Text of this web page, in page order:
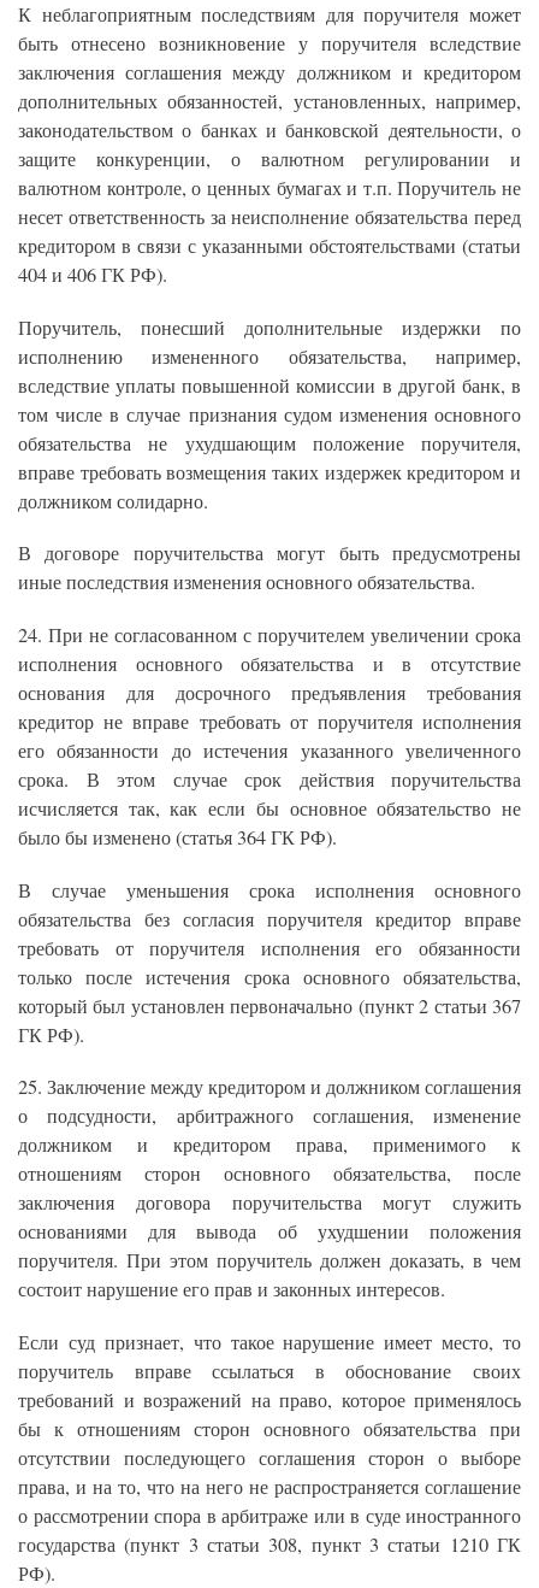
К неблагоприятным последствиям для поручителя может
быть отнесено возникновение у поручителя вследствие
заключения соглашения между должником и кредитором
дополнительных обязанностей, установленных, например,
законодательством о банках и банковской деятельности, о
защите конкуренции, о валютном регулировании и
валютном контроле, о ценных бумагах и т.п. Поручитель не
несет ответственность за неисполнение обязательства перед
кредитором в связи с указанными обстоятельствами (статьи
404 и 406 ГК РФ).
Поручитель, понесший дополнительные издержки по
исполнению измененного обязательства, например,
вследствие уплаты повышенной комиссии в другой банк, в
том числе в случае признания судом изменения основного
обязательства не ухудшающим положение поручителя,
вправе требовать возмещения таких издержек кредитором и
должником солидарно.
В договоре поручительства могут быть предусмотрены
иные последствия изменения основного обязательства.
24. При не согласованном с поручителем увеличении срока
исполнения основного обязательства и в отсутствие
основания для досрочного предъявления требования
кредитор не вправе требовать от поручителя исполнения
его обязанности до истечения указанного увеличенного
срока. В этом случае срок действия поручительства
исчисляется так, как если бы основное обязательство не
было бы изменено (статья 364 ГК РФ).
В случае уменьшения срока исполнения основного
обязательства без согласия поручителя кредитор вправе
требовать от поручителя исполнения его обязанности
только после истечения срока основного обязательства,
который был установлен первоначально (пункт 2 статьи 367
ГК РФ).
25. Заключение между кредитором и должником соглашения
о подсудности, арбитражного соглашения, изменение
должником и кредитором права, применимого к
отношениям сторон основного обязательства, после
заключения договора поручительства могут служить
основаниями для вывода об ухудшении положения
поручителя. При этом поручитель должен доказать, в чем
состоит нарушение его прав и законных интересов.
Если суд признает, что такое нарушение имеет место, то
поручитель вправе ссылаться в обоснование своих
требований и возражений на право, которое применялось
бы к отношениям сторон основного обязательства при
отсутствии последующего соглашения сторон о выборе
права, и на то, что на него не распространяется соглашение
о рассмотрении спора в арбитраже или в суде иностранного
государства (пункт 3 статьи 308, пункт 3 статьи 1210 ГК
РФ).